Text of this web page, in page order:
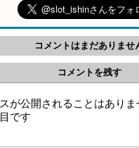
コメントはまだありませ
コメントを残す
が公開されることはありま
です